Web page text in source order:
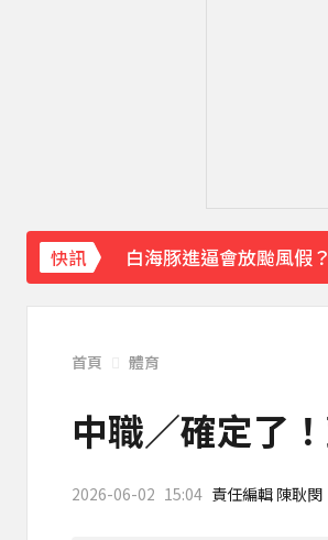
快訊 白海豚進逼會放颱風假
《理財達人秀》X 安聯
下載東森App，隨時掌握
川普簽署行政命令！限
首頁 體育
中職／確定了
2026-06-02 15:04 責任編輯 陳耿閔